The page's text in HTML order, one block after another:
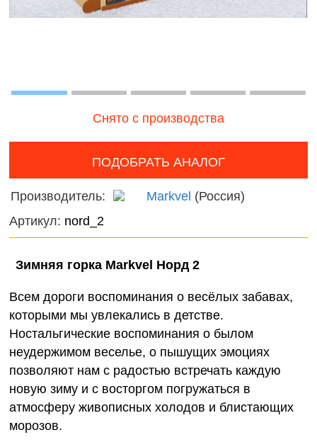
наборы
мир
Снято с производства
ПОДОБРАТЬ АНАЛОГ
Производитель: Markvel (Россия)
Артикул: nord_2
Зимняя горка Markvel Норд 2
Всем дороги воспоминания о весёлых забавах,
которыми мы увлекались в детстве.
Ностальгические воспоминания о былом
неудержимом веселье, о пышущих эмоциях
позволяют нам с радостью встречать каждую
новую зиму и с восторгом погружаться в
атмосферу живописных холодов и блистающих
морозов.